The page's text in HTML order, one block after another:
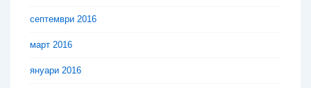
септември 2016
март 2016
януари 2016